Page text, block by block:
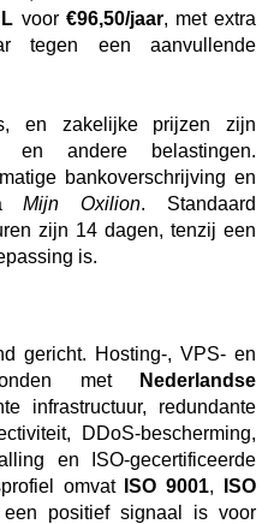
voor €96,50/jaar, met extra
tegen een aanvullende
en zakelijke prijzen zijn
en andere belastingen.
bankoverschrijving en
Mijn Oxilion. Standaard
zijn 14 dagen, tenzij een
is.
gericht. Hosting-, VPS- en
met
Nederlandse
infrastructuur, redundante
DDoS-bescherming,
en ISO-gecertificeerde
omvat ISO 9001,
ISO
positief signaal is voor